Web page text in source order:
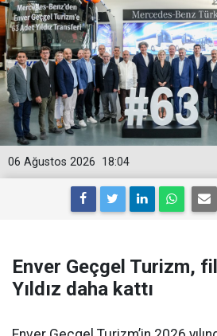
18:04
06 Ağustos 2026
Enver Geçgel Turizm,
Yıldız daha kattı